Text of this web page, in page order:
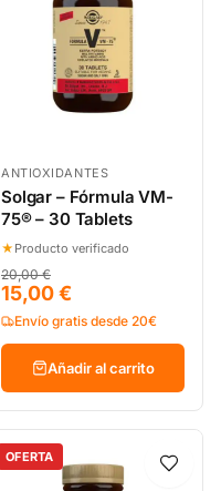
ANTIOXIDANTES
Solgar – Fórmula VM-
75® – 30 Tablets
★ Producto verificado
20,00 €
15,00 €
Envío gratis desde 20€
Añadir al carrito
OFERTA